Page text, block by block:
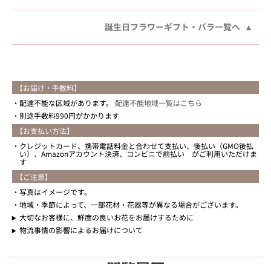
誕生日フラワーギフト・バラ一覧へ
【お届け・手数料】
配達不能な区域があります。 配達不能地域一覧はこちら
別途手数料990円がかかります
【お支払い方法】
クレジットカード、携帯電話料金と合わせて支払い、後払い（GMO後払
い）、Amazonアカウント決済、コンビニで前払い がご利用いただけま
す
【ご注意】
写真はイメージです。
地域・季節によって、一部花材・花器等が異なる場合がございます。
大切なお客様に、鮮度の良いお花をお届けするために
物流事情の影響によるお届けについて